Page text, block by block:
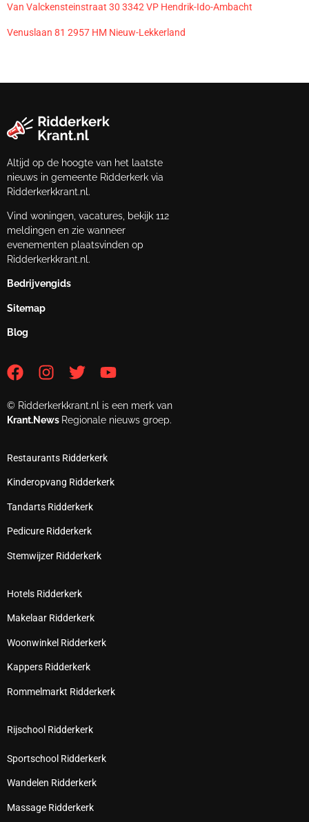
Van Valckensteinstraat 30 3342 VP Hendrik-Ido-Ambacht
Venuslaan 81 2957 HM Nieuw-Lekkerland
Altijd op de hoogte van het laatste
nieuws in gemeente Ridderkerk via
Ridderkerkkrant.nl.
Vind woningen, vacatures, bekijk 112
meldingen en zie wanneer
evenementen plaatsvinden op
Ridderkerkkrant.nl.
Bedrijvengids
Sitemap
Blog
© Ridderkerkkrant.nl is een merk van
Krant.News Regionale nieuws groep.
Restaurants Ridderkerk
Kinderopvang Ridderkerk
Tandarts Ridderkerk
Pedicure Ridderkerk
Stemwijzer Ridderkerk
Hotels Ridderkerk
Makelaar Ridderkerk
Woonwinkel Ridderkerk
Kappers Ridderkerk
Rommelmarkt Ridderkerk
Rijschool Ridderkerk
Sportschool Ridderkerk
Wandelen Ridderkerk
Massage Ridderkerk